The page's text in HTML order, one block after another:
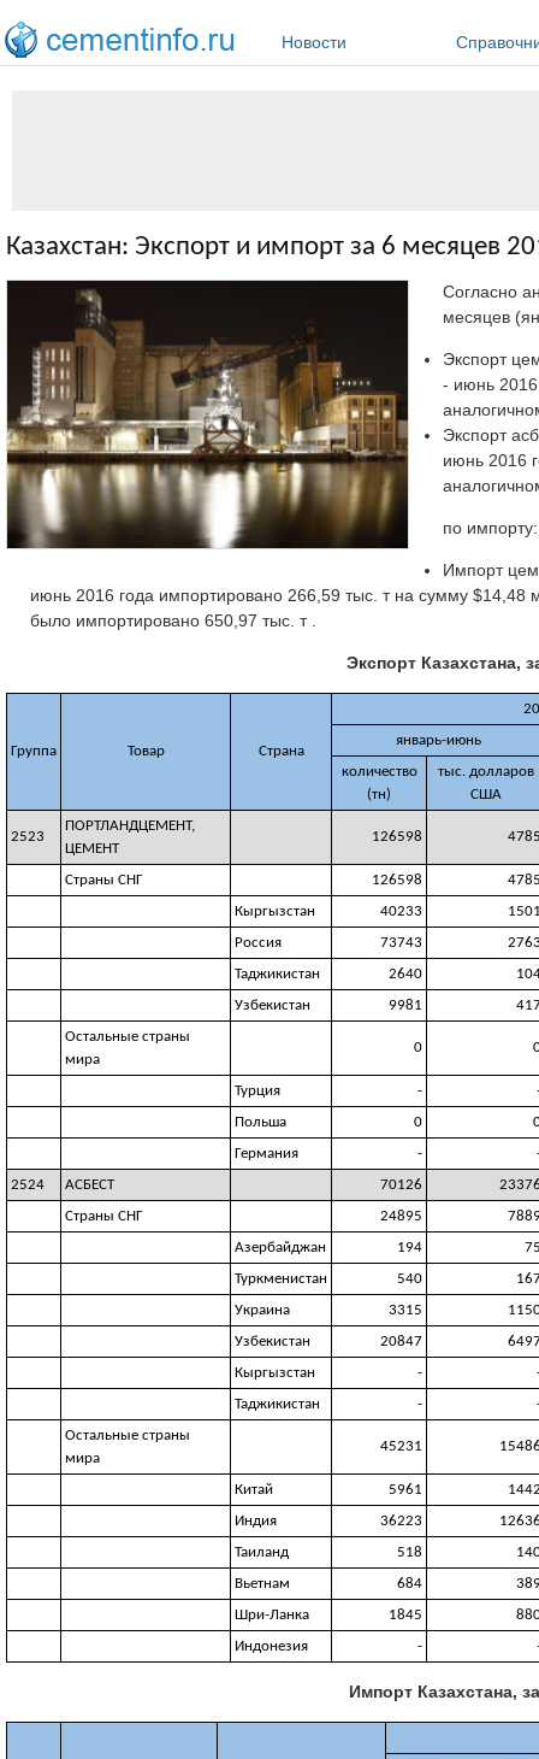
Новости
Казахстан: Экспорт и импорт за 6 месяцев
Согласно
месяцев
Экспорт
- июнь 2016
Экспорт
июнь 2016
по импорту:
Импорт
июнь 2016 года импортировано 266,59 тыс. т на сумму $14,48
было импортировано 650,97 тыс. т .
Экспорт Казахстана,
Группа Товар Страна
январь-июнь
количество
(тн)
тыс. долларов
США
2523
ПОРТЛАНДЦЕМЕНТ,
ЦЕМЕНТ
126598
Страны СНГ 126598
Кыргызстан
40233
Россия
73743
Таджикистан
2640
Узбекистан
9981
Остальные страны
мира
0
Турция -
Польша
0
Германия
-
2524
АСБЕСТ 70126
Страны СНГ
24895
Азербайджан
194
Туркменистан
540
Украина
3315
Узбекистан
20847
Кыргызстан
-
Таджикистан
-
Остальные страны
мира
45231
Китай 5961
Индия
36223
Таиланд
518
Вьетнам
684
Шри-Ланка
1845
Индонезия
-
Импорт Казахстана,